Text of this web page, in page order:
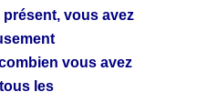
présent, vous avez
vous avez
les